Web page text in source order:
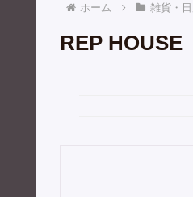
ホーム 雑貨・日
REP HOUSE